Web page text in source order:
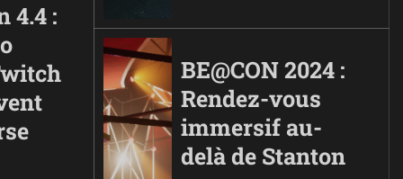
4.4 :
BE@CON 2024 :
Rendez-vous
immersif au-
delà de Stanton